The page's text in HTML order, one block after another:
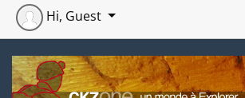
Hi, Guest